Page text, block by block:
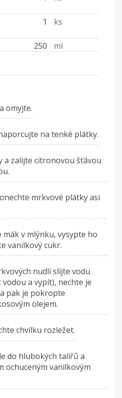
1
ks
250
ml
omyjte.
na tenké plátky.
a zalijte citronovou šťávou
mrkvové plátky asi
v mlýnku, vysypte ho
vanilkový cukr.
nudlí slijte vodu
a vypít), nechte je
pak je pokropte
olejem.
chvilku rozležet.
do hlubokých talířů a
ochuceným vanilkovým